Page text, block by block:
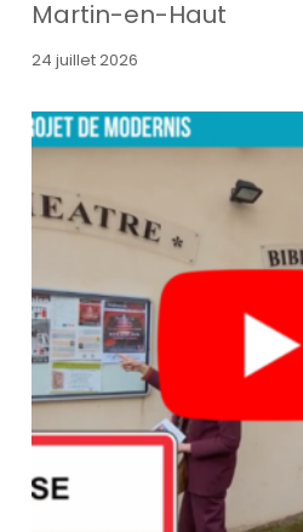
Martin-en-Haut
24 juillet 2026